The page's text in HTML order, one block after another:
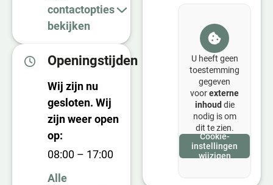
contactopties
bekijken
Openingstijden
Wij zijn nu
gesloten. Wij
zijn weer open
op:
08:00 – 17:00
Alle
U heeft geen
toestemming
gegeven
voorexterne
inhoud die
nodig is om
dit te zien.
Cookie-
instellingen
wijzigen